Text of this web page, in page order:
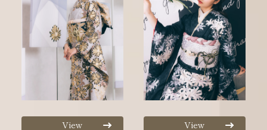
View View